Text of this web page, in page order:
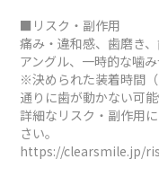
■リスク・副作用
痛み・違和感、歯磨き
アングル、一時的な噛
※決められた装着時間
通りに歯が動かない可能
詳細なリスク・副作用
さい。
https://clearsmile.jp/